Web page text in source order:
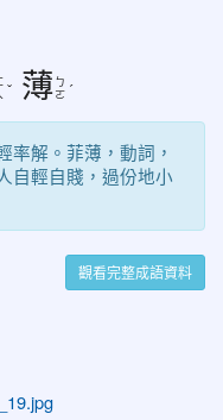
ˇ 薄 ㄅ
ㄛ ˊ
率解。菲薄，動詞，
自輕自賤，過份地小
觀看完整成語資料
photo-1433